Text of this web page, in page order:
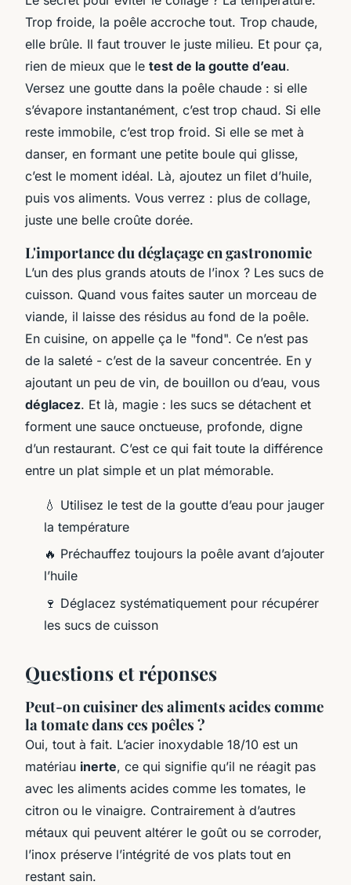
Trop froide, la poêle accroche tout. Trop chaude,
elle brûle. Il faut trouver le juste milieu. Et pour ça,
rien de mieux que le test de la goutte d’eau.
Versez une goutte dans la poêle chaude : si elle
s’évapore instantanément, c’est trop chaud. Si elle
reste immobile, c’est trop froid. Si elle se met à
danser, en formant une petite boule qui glisse,
c’est le moment idéal. Là, ajoutez un filet d’huile,
puis vos aliments. Vous verrez : plus de collage,
juste une belle croûte dorée.
L'importance du déglaçage en gastronomie
L’un des plus grands atouts de l’inox ? Les sucs de
cuisson. Quand vous faites sauter un morceau de
viande, il laisse des résidus au fond de la poêle.
En cuisine, on appelle ça le "fond". Ce n’est pas
de la saleté - c’est de la saveur concentrée. En y
ajoutant un peu de vin, de bouillon ou d’eau, vous
déglacez. Et là, magie : les sucs se détachent et
forment une sauce onctueuse, profonde, digne
d’un restaurant. C’est ce qui fait toute la différence
entre un plat simple et un plat mémorable.
💧 Utilisez le test de la goutte d’eau pour jauger
la température
🔥 Préchauffez toujours la poêle avant d’ajouter
l’huile
🍷 Déglacez systématiquement pour récupérer
les sucs de cuisson
Questions et réponses
Peut-on cuisiner des aliments acides comme
la tomate dans ces poêles ?
Oui, tout à fait. L’acier inoxydable 18/10 est un
matériau inerte, ce qui signifie qu’il ne réagit pas
avec les aliments acides comme les tomates, le
citron ou le vinaigre. Contrairement à d’autres
métaux qui peuvent altérer le goût ou se corroder,
l’inox préserve l’intégrité de vos plats tout en
restant sain.